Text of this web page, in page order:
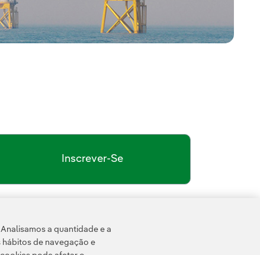
Inscrever-Se
a quantidade e a
hábitos de navegação e